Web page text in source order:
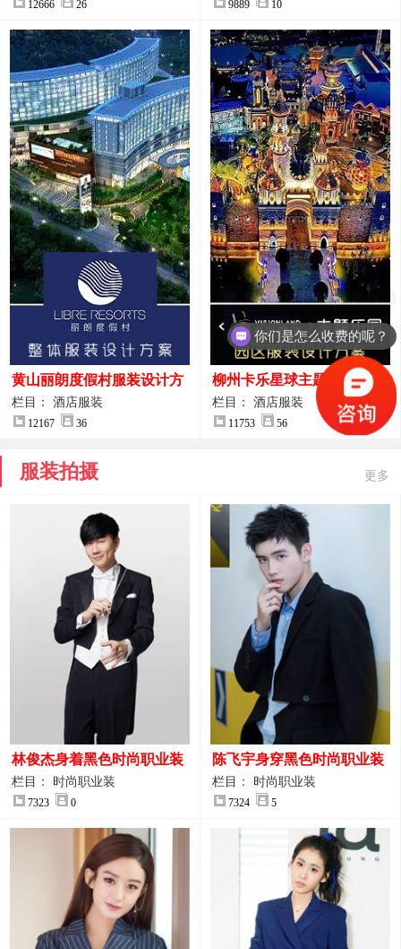
12666 26 9889 10
黄山丽朗度假村服装设计方
案
栏目： 酒店服装
12167 36
柳州卡乐星球主题乐园园区
服装设计方案
栏目： 酒店服装
11753 56
服装拍摄 更多
林俊杰身着黑色时尚职业装
制服图片
栏目： 时尚职业装
7323 0
陈飞宇身穿黑色时尚职业装
图片
栏目： 时尚职业装
7324 5
你们是怎么收费的呢？